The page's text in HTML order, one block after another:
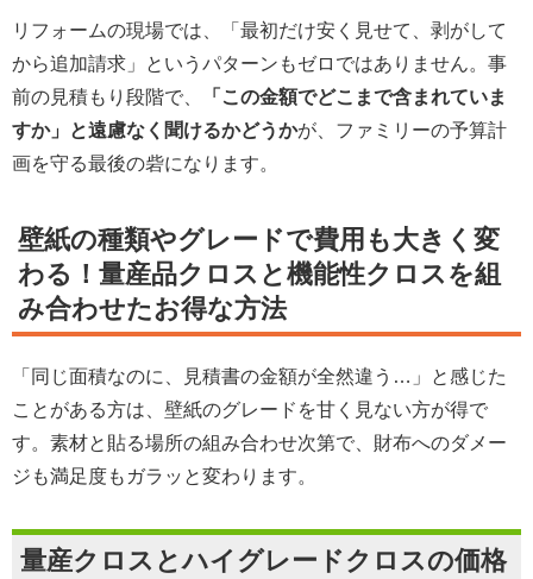
リフォームの現場では、「最初だけ安く見せて、剥がして
から追加請求」というパターンもゼロではありません。事
前の見積もり段階で、
「この金額でどこまで含まれていま
すか」と遠慮なく聞けるかどうかが、ファミリーの予算計
画を守る最後の砦になります。
壁紙の種類やグレードで費用も大きく変
わる！量産品クロスと機能性クロスを組
み合わせたお得な方法
「同じ面積なのに、見積書の金額が全然違う…」と感じた
ことがある方は、壁紙のグレードを甘く見ない方が得で
す。素材と貼る場所の組み合わせ次第で、財布へのダメー
ジも満足度もガラッと変わります。
量産クロスとハイグレードクロスの価格